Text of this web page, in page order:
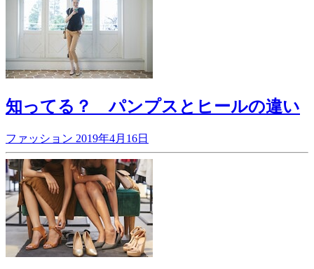
知ってる？ パンプスとヒールの違い
ファッション 2019年4月16日